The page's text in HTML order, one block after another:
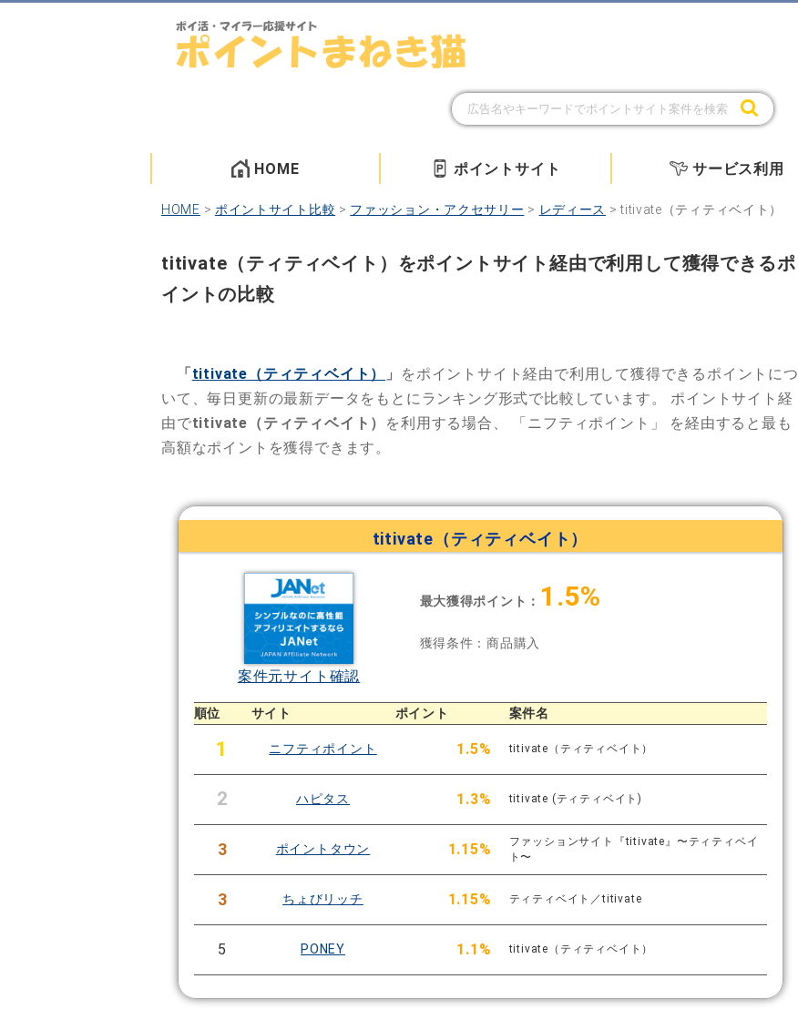
HOME ポイントサイト サービス利用
HOME > ポイントサイト比較 > ファッション・アクセサリー > レディース >titivate（ティティベイト）
titivate（ティティベイト）をポイントサイト経由で利用して獲得できるポ
イントの比較
「titivate（ティティベイト） 」
をポイントサイト経由で利用して獲得できるポイントにつ
いて、毎日更新の最新データをもとにランキング形式で比較しています。 ポイントサイト経
由でtitivate（ティティベイト） を利用する場合、 「ニフティポイント」
を経由すると最も
高額なポイントを獲得できます。
titivate（ティティベイト）
案件元サイト確認
最大獲得ポイント： 1.5%
獲得条件：商品購入
順位 サイト ポイント 案件名
1 ニフティポイント 1.5% titivate（ティティベイト）
2 ハピタス 1.3% titivate (ティティベイト)
3 ポイントタウン 1.15%
ファッションサイト『titivate』〜ティティベイ
ト〜
3 ちょびリッチ 1.15% ティティベイト／titivate
5 PONEY 1.1% titivate（ティティベイト）